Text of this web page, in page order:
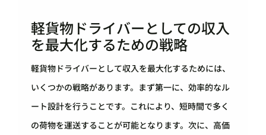
軽貨物ドライバーとしての収入
を最大化するための戦略
軽貨物ドライバーとして収入を最大化するためには、
いくつかの戦略があります。まず第一に、効率的なル
ート設計を行うことです。これにより、短時間で多く
の荷物を運送することが可能となります。次に、高価